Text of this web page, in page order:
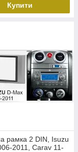
Купити
рамка 2 DIN, Isuzu
2011, Carav 11-